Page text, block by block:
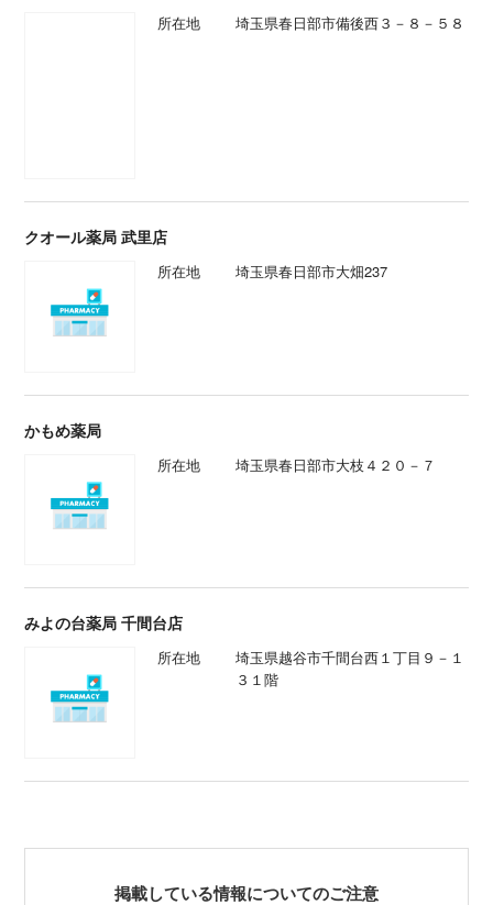
所在地 埼玉県春日部市備後西３－８－５８
クオール薬局 武里店
所在地 埼玉県春日部市大畑237
かもめ薬局
所在地 埼玉県春日部市大枝４２０－７
みよの台薬局 千間台店
所在地
埼玉県越谷市千間台西１丁目９－１
３１階
掲載している情報についてのご注意